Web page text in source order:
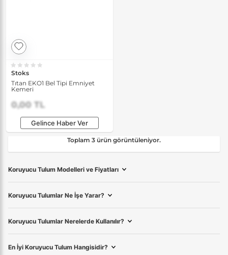
Stoks
Tıtan EKO1 Bel Tipi Emniyet
Kemeri
0,00 TL
Gelince Haber Ver
Toplam 3 ürün görüntüleniyor.
Koruyucu Tulum Modelleri ve Fiyatları
Koruyucu Tulumlar Ne İşe Yarar?
Koruyucu Tulumlar Nerelerde Kullanılır?
En İyi Koruyucu Tulum Hangisidir?